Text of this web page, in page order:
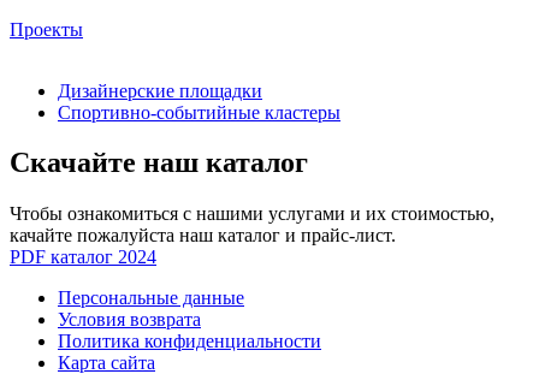
Проекты
Дизайнерские площадки
Спортивно-событийные кластеры
Скачайте наш каталог
Чтобы ознакомиться с нашими услугами и их стоимостью,
качайте пожалуйста наш каталог и прайс-лист.
PDF каталог 2024
Персональные данные
Условия возврата
Политика конфиденциальности
Карта сайта